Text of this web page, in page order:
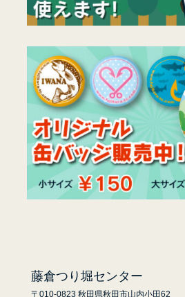
藤倉つり堀センター
〒010-0823 秋田県秋田市山内小田62